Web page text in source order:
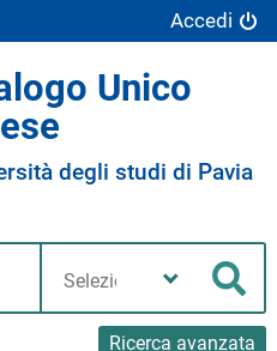
Accedi
Unico
degli studi di Pavia
Ricerca avanzata
biblioteca